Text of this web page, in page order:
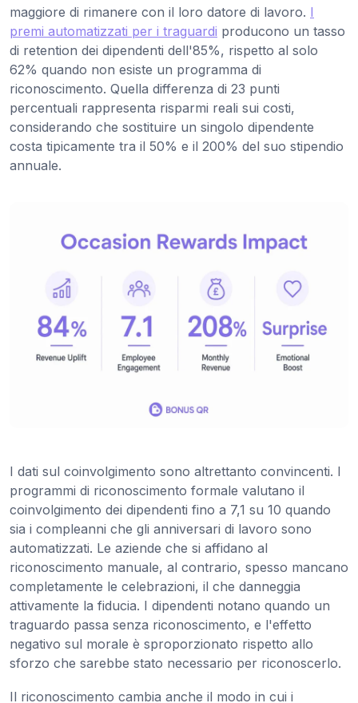
maggiore di rimanere con il loro datore di lavoro. I
premi automatizzati per i traguardi producono un tasso
di retention dei dipendenti dell'85%, rispetto al solo
62% quando non esiste un programma di
riconoscimento. Quella differenza di 23 punti
percentuali rappresenta risparmi reali sui costi,
considerando che sostituire un singolo dipendente
costa tipicamente tra il 50% e il 200% del suo stipendio
annuale.
I dati sul coinvolgimento sono altrettanto convincenti. I
programmi di riconoscimento formale valutano il
coinvolgimento dei dipendenti fino a 7,1 su 10 quando
sia i compleanni che gli anniversari di lavoro sono
automatizzati. Le aziende che si affidano al
riconoscimento manuale, al contrario, spesso mancano
completamente le celebrazioni, il che danneggia
attivamente la fiducia. I dipendenti notano quando un
traguardo passa senza riconoscimento, e l'effetto
negativo sul morale è sproporzionato rispetto allo
sforzo che sarebbe stato necessario per riconoscerlo.
Il riconoscimento cambia anche il modo in cui i